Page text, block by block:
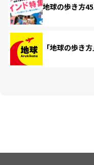
地球の歩き方
「地球の歩き